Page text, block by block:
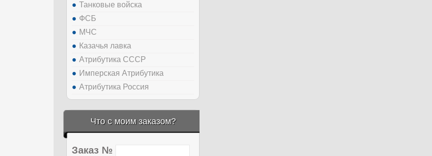
Танковые войска
ФСБ
МЧС
Казачья лавка
Атрибутика СССР
Имперская Атрибутика
Атрибутика Россия
Что с моим заказом?
Заказ №